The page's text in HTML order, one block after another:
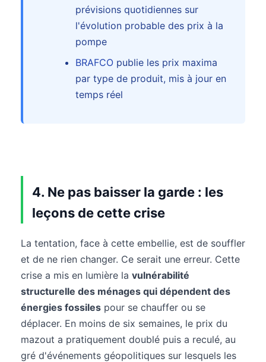
prévisions quotidiennes sur
l'évolution probable des prix à la
pompe
BRAFCO publie les prix maxima
par type de produit, mis à jour en
temps réel
4. Ne pas baisser la garde : les
leçons de cette crise
La tentation, face à cette embellie, est de souffler
et de ne rien changer. Ce serait une erreur. Cette
crise a mis en lumière la vulnérabilité
structurelle des ménages qui dépendent des
énergies fossiles pour se chauffer ou se
déplacer. En moins de six semaines, le prix du
mazout a pratiquement doublé puis a reculé, au
gré d'événements géopolitiques sur lesquels les